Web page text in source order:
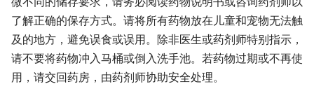
了解正确的保存方式。请将所有药物放在儿童和宠物无法触
及的地方，避免误食或误用。除非医生或药剂师特别指示，
请不要将药物冲入马桶或倒入洗手池。若药物过期或不再使
用，请交回药房，由药剂师协助安全处理。